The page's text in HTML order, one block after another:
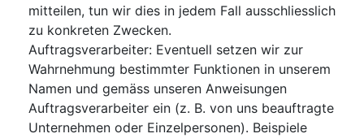
mitteilen, tun wir dies in jedem Fall ausschliesslich
zu konkreten Zwecken.
Auftragsverarbeiter: Eventuell setzen wir zur
Wahrnehmung bestimmter Funktionen in unserem
Namen und gemäss unseren Anweisungen
Auftragsverarbeiter ein (z. B. von uns beauftragte
Unternehmen oder Einzelpersonen). Beispiele